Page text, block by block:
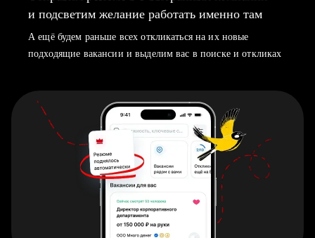
и подсветим желание работать именно там
А ещё будем раньше всех откликаться на их новые
подходящие вакансии и выделим вас в поиске и откликах